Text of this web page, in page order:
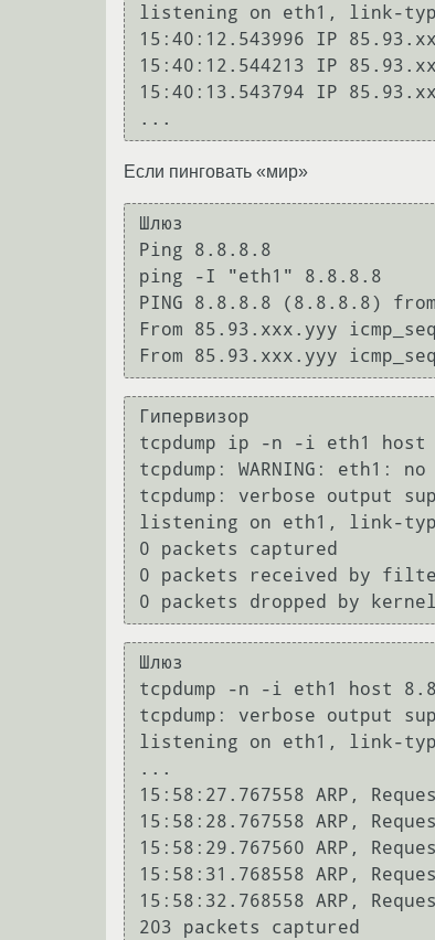
listening on eth1, link-type
15:40:12.543996 IP
15:40:12.544213 IP
15:40:13.543794 IP
Если пинговать «мир»
Шлюз
Ping 8.8.8.8
ping -I "eth1" 8.8.8.8
PING 8.8.8.8 (8.8.8.8)
From 85.93.xxx.yyy
Гипервизор
tcpdump ip -n -i eth1 host
tcpdump: WARNING: eth1:
tcpdump: verbose output
listening on eth1, link-type
0 packets captured
0 packets received by
Шлюз
tcpdump -n -i eth1 host
tcpdump: verbose output
listening on eth1, link-type
...
15:58:27.767558 ARP,
15:58:28.767558 ARP,
15:58:29.767560 ARP,
15:58:31.768558 ARP,
15:58:32.768558 ARP,
203 packets captured